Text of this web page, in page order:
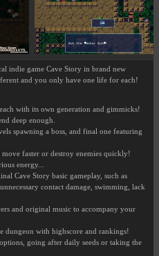
indie game Cave Story in brand new
and you only have one life for each!
with its own generation and gimmicks!
deep enough.
spawning a boss, and final one featuring
faster or destroy enemies quickly!
energy...
Cave Story basic gameplay, such as
contact damage, swimming, lack
and original music to accompany your
dungeon with highscore and rankings!
going after daily seeds or taking the